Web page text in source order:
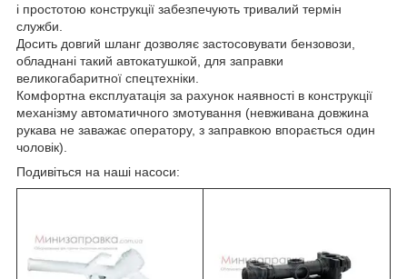
і простотою конструкції забезпечують тривалий термін
служби.
Досить довгий шланг дозволяє застосовувати бензовози,
обладнані такий автокатушкой, для заправки
великогабаритної спецтехніки.
Комфортна експлуатація за рахунок наявності в конструкції
механізму автоматичного змотування (невживана довжина
рукава не заважає оператору, з заправкою впорається один
чоловік).
Подивіться на наші насоси: